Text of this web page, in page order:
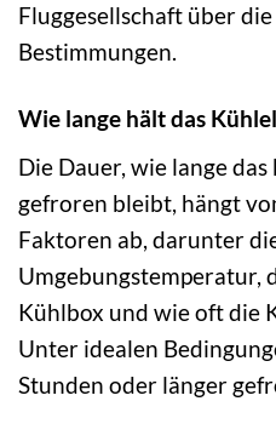
Fluggesellschaft über
Bestimmungen.
Wie lange hält das
Die Dauer, wie lange das
gefroren bleibt, hängt
Faktoren ab, darunter
Umgebungstemperatur,
Kühlbox und wie oft die
Unter idealen
Stunden oder länger